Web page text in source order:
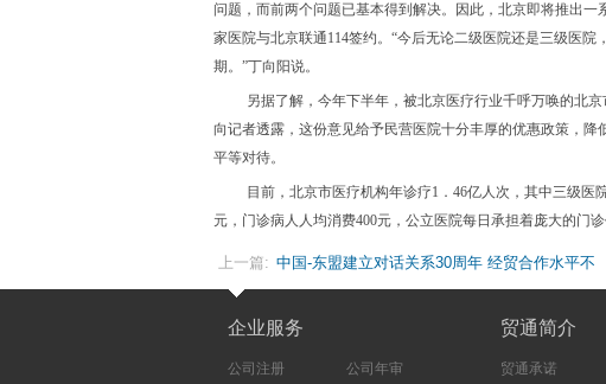
问题，而前两个问题已基本得到解决。因此，北京即将推出
家医院与北京联通114签约。“今后无论二级医院还是三级医
期。”丁向阳说。
另据了解，今年下半年，被北京医疗行业千呼万唤的北
向记者透露，这份意见给予民营医院十分丰厚的优惠政策，
平等对待。
目前，北京市医疗机构年诊疗1．46亿人次，其中三级医
元，门诊病人人均消费400元，公立医院每日承担着庞大的门
上一篇: 中国-东盟建立对话关系30周年 经贸合作水平不
断提升
企业服务
公司注册 公司年审
贸通简介
贸通承诺